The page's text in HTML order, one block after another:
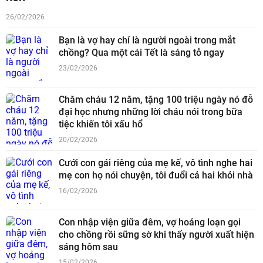
26/02/2026
Bạn là vợ hay chỉ là người ngoài trong mắt
chồng? Qua một cái Tết là sáng tỏ ngay
23/02/2026
Chăm cháu 12 năm, tặng 100 triệu ngày nó đỗ
đại học nhưng những lời cháu nói trong bữa
tiệc khiến tôi xấu hổ
20/02/2026
Cưới con gái riêng của mẹ kế, vô tình nghe hai
mẹ con họ nói chuyện, tôi đuổi cả hai khỏi nhà
16/02/2026
Con nhập viện giữa đêm, vợ hoảng loạn gọi
cho chồng rồi sững sờ khi thấy người xuất hiện
sáng hôm sau